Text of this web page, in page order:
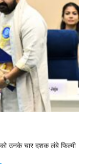
उनके चार दशक लंबे फिल्मी